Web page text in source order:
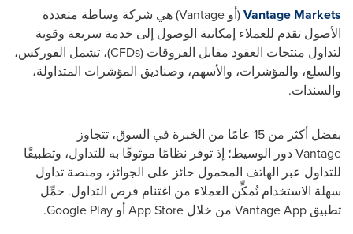
Vantage Markets
(أو Vantage) هي شركة وساطة متعددة
الأصول تقدم للعملاء إمكانية الوصول إلى خدمة سريعة وقوية
لتداول منتجات العقود مقابل الفروقات (CFDs)، تشمل الفوركس،
والسلع، والمؤشرات، والأسهم، وصناديق المؤشرات المتداولة،
والسندات.
بفضل أكثر من 15 عامًا من الخبرة في السوق، تتجاوز
Vantageدور الوسيط؛ إذ توفر نظامًا موثوقًا به للتداول، وتطبيقًا
للتداول عبر الهاتف المحمول حائز على الجوائز، ومنصة تداول
سهلة الاستخدام تُمكِّن العملاء من اغتنام فرص التداول. حمِّل
تطبيق Vantage App من خلال App Storeأو Google Play
.